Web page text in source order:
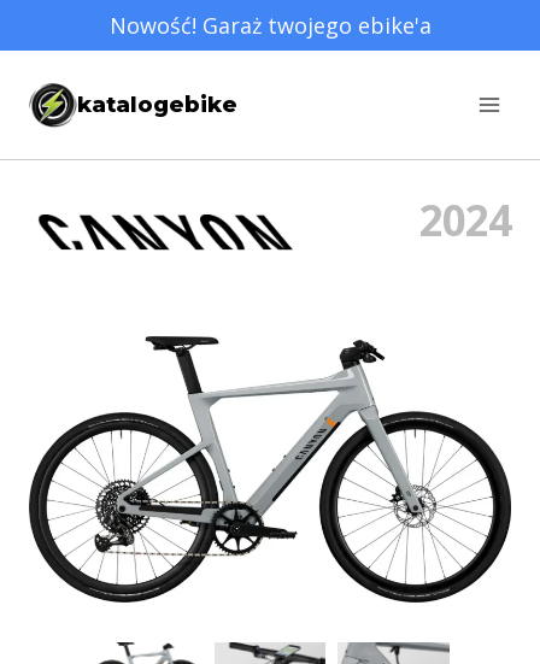
do
treści
Nowość! Garaż twojego ebike'a
katalogebike
2024